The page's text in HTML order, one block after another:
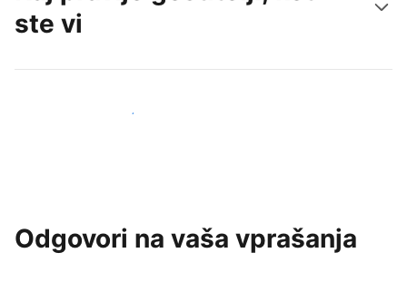
ste vi
Pridruži se drugim gostiteljem
Odgovori na vaša vprašanja